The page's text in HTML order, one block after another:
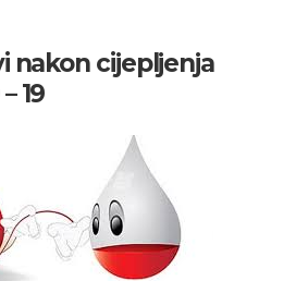
nakon cijepljenja
19